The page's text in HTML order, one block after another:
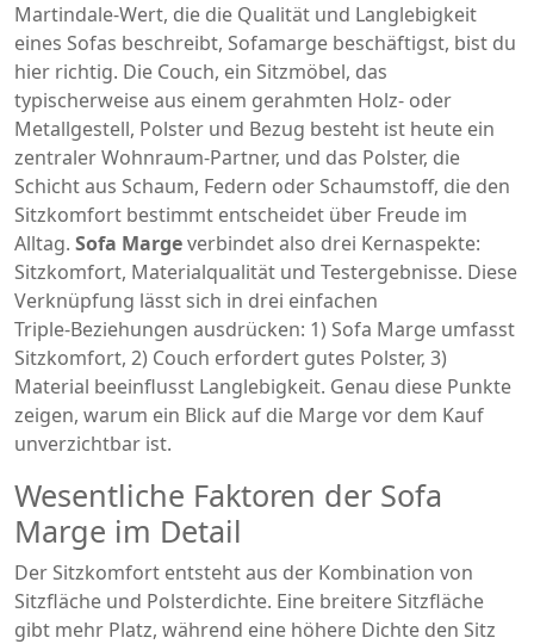
Martindale‑Wert, die die Qualität und Langlebigkeit
eines Sofas beschreibt, Sofamarge beschäftigst, bist du
hier richtig. Die Couch, ein Sitzmöbel, das
typischerweise aus einem gerahmten Holz- oder
Metallgestell, Polster und Bezug besteht ist heute ein
zentraler Wohnraum‑Partner, und das Polster, die
Schicht aus Schaum, Federn oder Schaumstoff, die den
Sitzkomfort bestimmt entscheidet über Freude im
Alltag. Sofa Margeverbindet also drei Kernaspekte:
Sitzkomfort, Materialqualität und Testergebnisse. Diese
Verknüpfung lässt sich in drei einfachen
Triple‑Beziehungen ausdrücken: 1) Sofa Marge umfasst
Sitzkomfort, 2) Couch erfordert gutes Polster, 3)
Material beeinflusst Langlebigkeit. Genau diese Punkte
zeigen, warum ein Blick auf die Marge vor dem Kauf
unverzichtbar ist.
Wesentliche Faktoren der Sofa
Marge im Detail
Der Sitzkomfort entsteht aus der Kombination von
Sitzfläche und Polsterdichte. Eine breitere Sitzfläche
gibt mehr Platz, während eine höhere Dichte den Sitz